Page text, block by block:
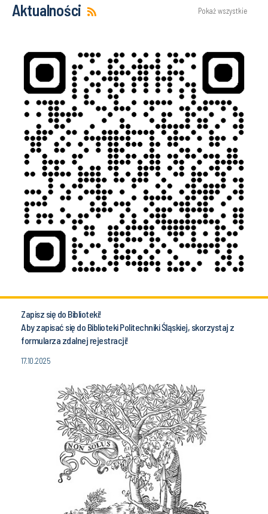
Aktualności Pokaż wszystkie
Zapisz się do Biblioteki!
Aby zapisać się do Biblioteki Politechniki Śląskiej, skorzystaj z
formularza zdalnej rejestracji!
17.10.2025